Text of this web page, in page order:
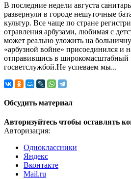
В последние недели августа
развернули в городе нешуточные
культур. Все чаще по стране
отравления арбузами, любимая с
может реально уложить на
«арбузной войне» присоединился и
отправившись в широкомасштабный
госветслужбой.Не успеваем мы...
Обсудить материал
Авторизуйтесь чтобы оставлять
Авторизация:
Одноклассники
Яндекс
Вконтакте
Mail.ru